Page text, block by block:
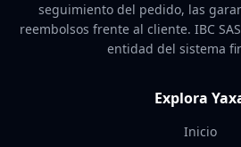
seguimiento del pedido, las
reembolsos frente al cliente. IBC
entidad del sistema
Explora
Inicio